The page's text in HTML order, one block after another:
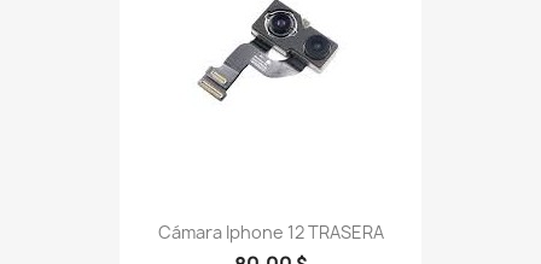
Cámara Iphone 12 TRASERA